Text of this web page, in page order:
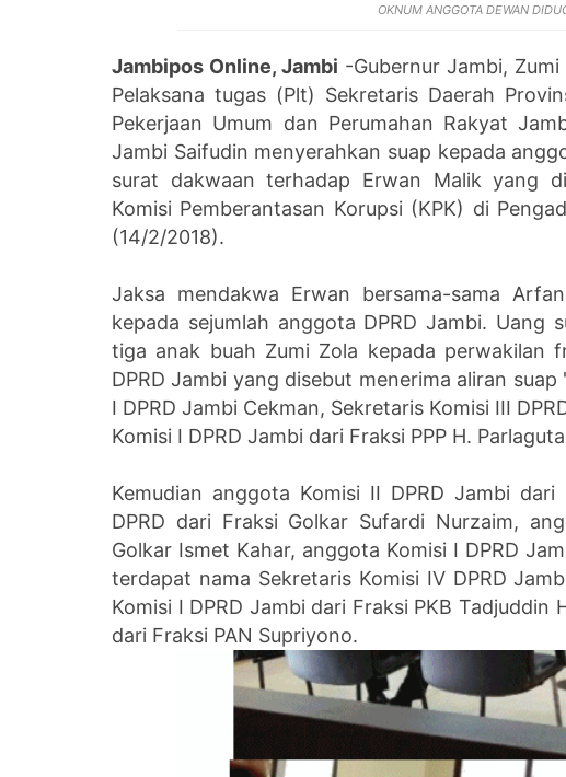
OKNUM ANGGOTA DEWAN
Jambipos Online, Jambi -Gubernur Jambi,
Pelaksana tugas (Plt) Sekretaris Daerah
Pekerjaan Umum dan Perumahan Rakyat
Jambi Saifudin menyerahkan suap kepada
surat dakwaan terhadap Erwan Malik yang
Komisi Pemberantasan Korupsi (KPK) di
(14/2/2018).
Jaksa mendakwa Erwan bersama-sama
kepada sejumlah anggota DPRD Jambi. Uang
tiga anak buah Zumi Zola kepada perwakilan
DPRD Jambi yang disebut menerima aliran
I DPRD Jambi Cekman, Sekretaris Komisi III
Komisi I DPRD Jambi dari Fraksi PPP H.
Kemudian anggota Komisi II DPRD Jambi
DPRD dari Fraksi Golkar Sufardi Nurzaim,
Golkar Ismet Kahar, anggota Komisi I DPRD
terdapat nama Sekretaris Komisi IV DPRD
Komisi I DPRD Jambi dari Fraksi PKB Tadjuddin
dari Fraksi PAN Supriyono.